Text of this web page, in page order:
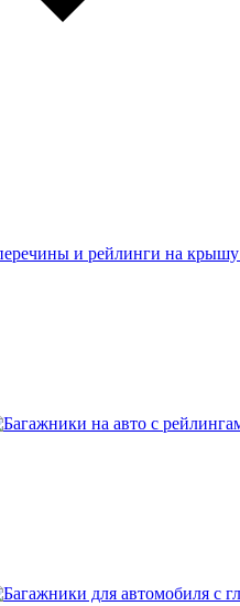
и рейлинги на крышу